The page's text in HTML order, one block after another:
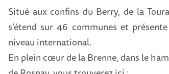
Situé aux confins du Berry, de la
s’étend sur 46 communes et
niveau international.
En plein cœur de la Brenne, dans le